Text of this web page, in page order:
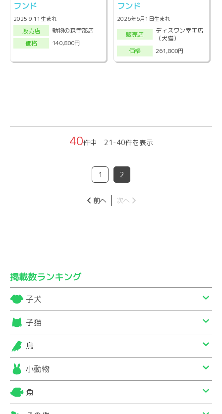
フンド
2025.9.11生まれ
販売店
動物の森宇部店
価格
140,800円
フンド
2026年6月1日生まれ
販売店
ディスワン幸町店
（犬猫）
価格
261,800円
40件中 21-40件を表示
1 2
前へ 次へ
掲載数ランキング
子犬
子猫
鳥
小動物
魚